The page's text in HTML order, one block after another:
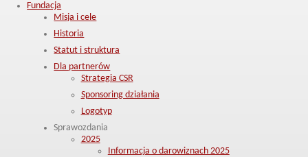
Fundacja
Misja i cele
Historia
Statut i struktura
Dla partnerów
Strategia CSR
Sponsoring działania
Logotyp
Sprawozdania
2025
Informacja o darowiznach 2025